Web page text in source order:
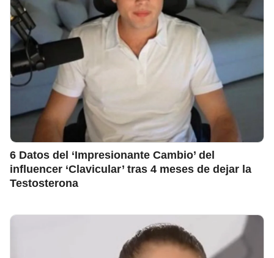
6 Datos del ‘Impresionante Cambio’ del
influencer ‘Clavicular’ tras 4 meses de dejar la
Testosterona